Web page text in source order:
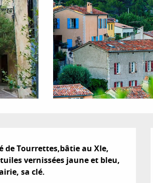
de Tourrettes,bâtie au XIe,
vernissées jaune et bleu,
sa clé.